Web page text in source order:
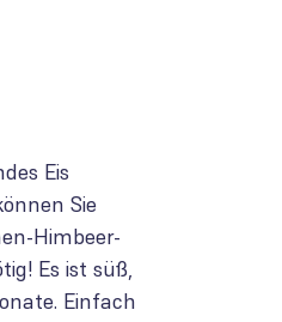
Eis
Sie
Himbeer-
Es ist süß,
Einfach